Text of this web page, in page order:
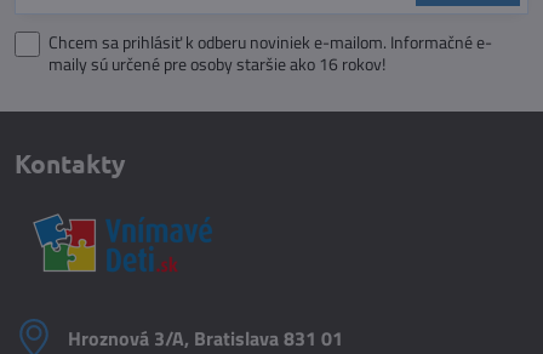
Chcem sa prihlásiť k odberu noviniek e-mailom. Informačné e-
maily sú určené pre osoby staršie ako 16 rokov!
Kontakty
Hroznová 3/A, Bratislava 831 01